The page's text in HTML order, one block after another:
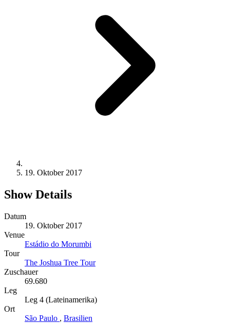
19. Oktober 2017
Show Details
Datum
19. Oktober 2017
Venue
Estádio do Morumbi
Tour
The Joshua Tree Tour
Zuschauer
69.680
Leg
Leg 4 (Lateinamerika)
Ort
São Paulo , Brasilien